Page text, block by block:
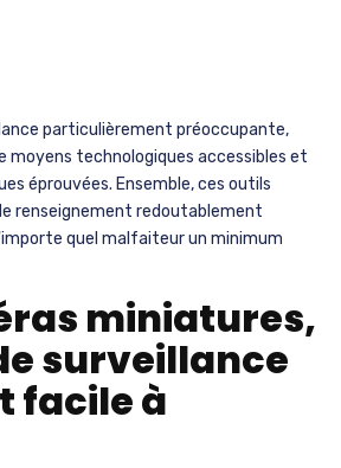
particulièrement préoccupante,
moyens technologiques accessibles et
éprouvées. Ensemble, ces outils
renseignement redoutablement
quel malfaiteur un minimum
miniatures,
surveillance
facile à